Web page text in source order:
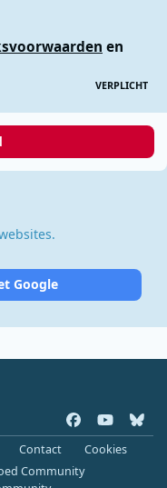
en
VERPLICHT
Google
a
c
e
o
u
b
l
u
Contact
Cookies
Community